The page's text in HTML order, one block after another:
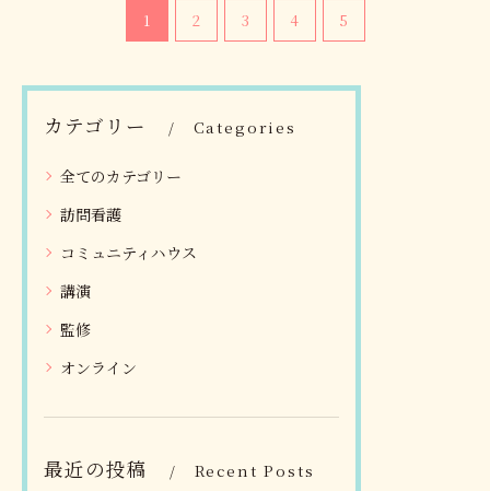
ンチャー企業まで活躍する
す…
に出演しました！CCは各
業界のリーダーが行う成功
へのヒントを辿る番組。こ
1 2 3 4 5
カテゴリー Categories
全てのカテゴリー
訪問看護
コミュニティハウス
講演
監修
オンライン
最近の投稿 Recent Posts